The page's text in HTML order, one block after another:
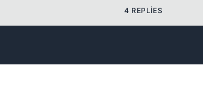
4 REPLIES